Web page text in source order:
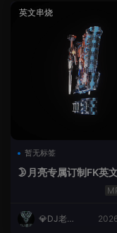
英文串烧
暂无标签
🌛月亮专属订制FK英
💎DJ老王